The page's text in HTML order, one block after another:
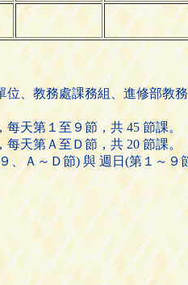
位、教務處課務組、進修部教
第１至９節，共 45 節課。
第Ａ至Ｄ節，共 20 節課。
Ａ～Ｄ節) 與 週日(第１～９